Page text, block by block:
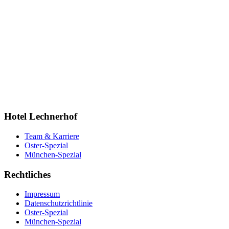
Hotel Lechnerhof
Team & Karriere
Oster-Spezial
München-Spezial
Rechtliches
Impressum
Datenschutzrichtlinie
Oster-Spezial
München-Spezial